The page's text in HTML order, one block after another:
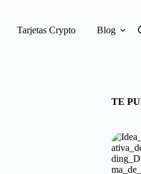
Tarjetas Crypto Blog
TE